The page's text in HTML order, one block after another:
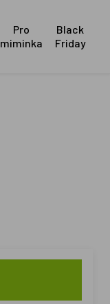
Pro
miminka
Black
Friday